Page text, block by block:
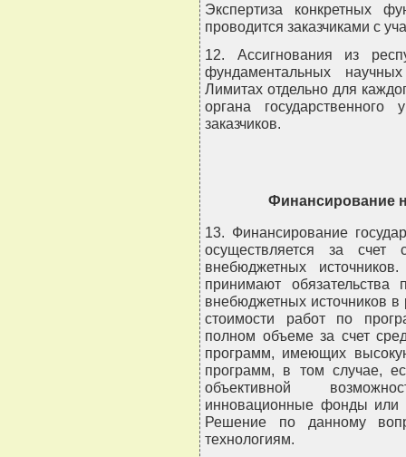
Экспертиза конкретных
проводится заказчиками с
12. Ассигнования из
фундаментальных
Лимитах отдельно для
органа
заказчиков.
Финансирование
13. Финансирование
осуществляется за счет
внебюджетных
принимают
внебюджетных источников
стоимости работ по
полном объеме за счет
программ, имеющих
программ, в том случае,
объективной
инновационные фонды или
Решение по данному
технологиям.